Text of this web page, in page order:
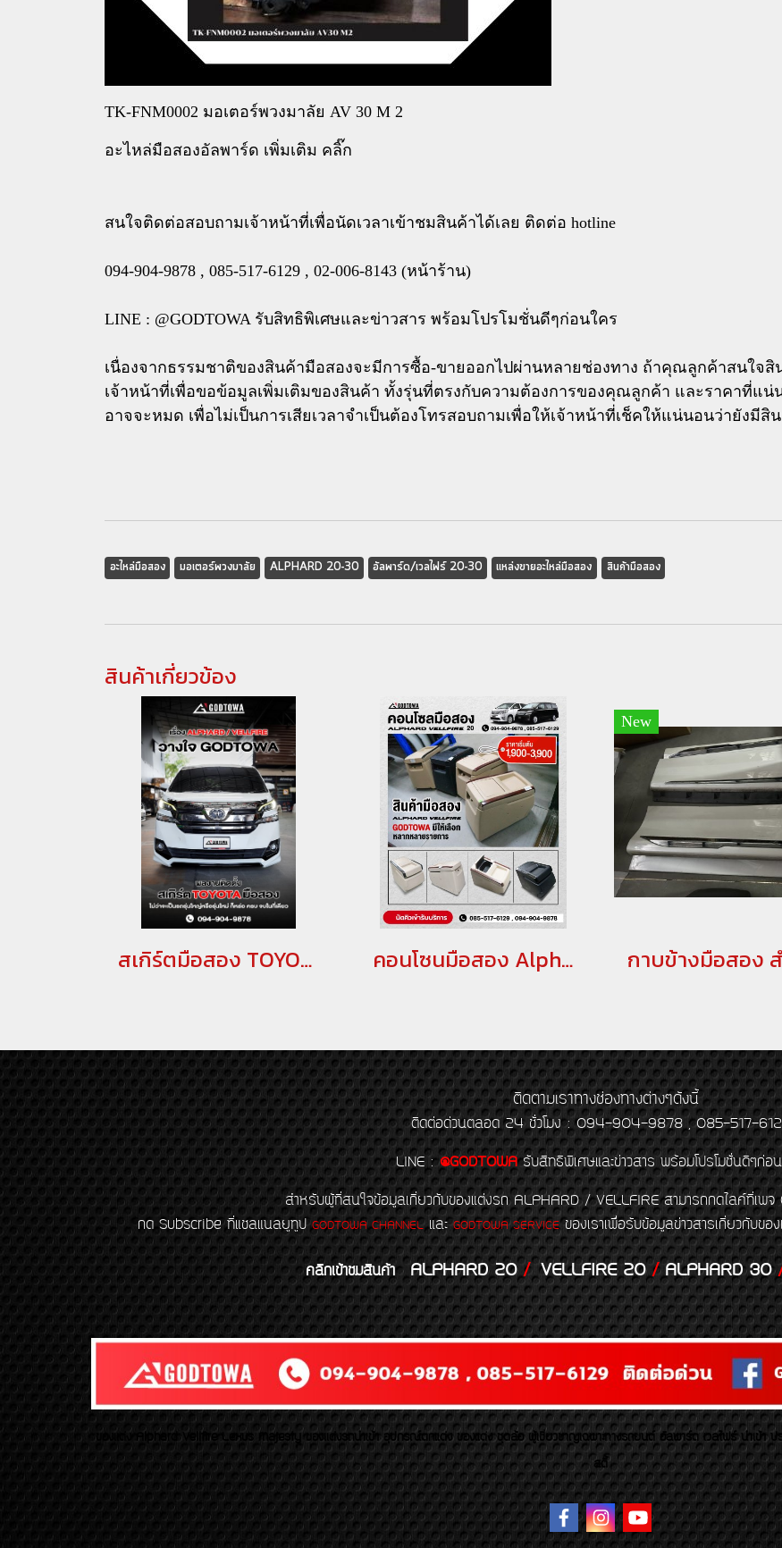
TK-FNM0002 มอเตอร์พวงมาลัย AV 30 M 2
อะไหล่มือสองอัลพาร์ด เพิ่มเติม คลิ๊ก
สนใจติดต่อสอบถามเจ้าหน้าที่เพื่อนัดเวลาเข้าชมสินค้าได้เลย ติดต่อ hotline
094-904-9878 , 085-517-6129 , 02-006-8143 (หน้าร้าน)
LINE : @GODTOWA รับสิทธิพิเศษและข่าวสาร พร้อมโปรโมชั่นดีๆก่อนใคร
เนื่องจากธรรมชาติของสินค้ามือสองจะมีการซื้อ-ขายออกไปผ่านหลายช่องทาง ถ้าคุณลูกค้าสนใจ
เจ้าหน้าที่เพื่อขอข้อมูลเพิ่มเติมของสินค้า ทั้งรุ่นที่ตรงกับความต้องการของคุณลูกค้า และราคาที่แ
อาจจะหมด เพื่อไม่เป็นการเสียเวลาจำเป็นต้องโทรสอบถามเพื่อให้เจ้าหน้าที่เช็คให้แน่นอนว่ายังมีสิ
อะไหล่มือสอง มอเตอร์พวงมาลัย ALPHARD 20-30 อัลพาร์ด/เวลไฟร์ 20-30 แหล่งขายอะไหล่มือสอง สินค้ามือสอง
สินค้าเกี่ยวข้อง
สเกิร์ตมือสอง TOYOTA แท้ สำหรับ VELLFIRE 2015 คอนโซนมือสอง Alphard / Vellfire 20
New
ติดตามเราทางช่องทางต่างๆดังนี้
ติดต่อด่วนตลอด 24 ชั่วโมง : 094-904-9878 , 085-517-
LINE : @GODTOWA รับสิทธิพิเศษและข่าวสาร พร้อมโปรโมชั่นดีๆก่อ
สำหรับผู้ที่สนใจข้อมูลเกี่ยวกับของแต่งรถ ALPHARD / VELLFIRE สามารถกดไลค์ที่เพจ
กด Subscribe ที่แชลแนลยูทูปGODTOWA CHANNELและ GODTOWA SERVICEของเราเพื่อรับข้อมูลข่าวสารเกี่ยวกับข
คลิกเข้าชมสินค้า ALPHARD 20/VELLFIRE 20/ALPHARD 30
ของเเต่ง Alphard Vellfire Lexus Majesty ของเเต่งรถนำเข้า อุปกรณ์ตกแต่ง ของแต่ง ชุดล้อ ผู้เชี่ยวชาญเฉพาะทางรถยนต์ อัลพาร์ด เวลไฟร์ นำเข้า ป
สตี้